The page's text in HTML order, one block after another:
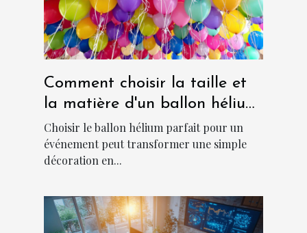
Comment choisir la taille et
la matière d'un ballon hélium
pour votre événement ?
Choisir le ballon hélium parfait pour un
événement peut transformer une simple
décoration en...